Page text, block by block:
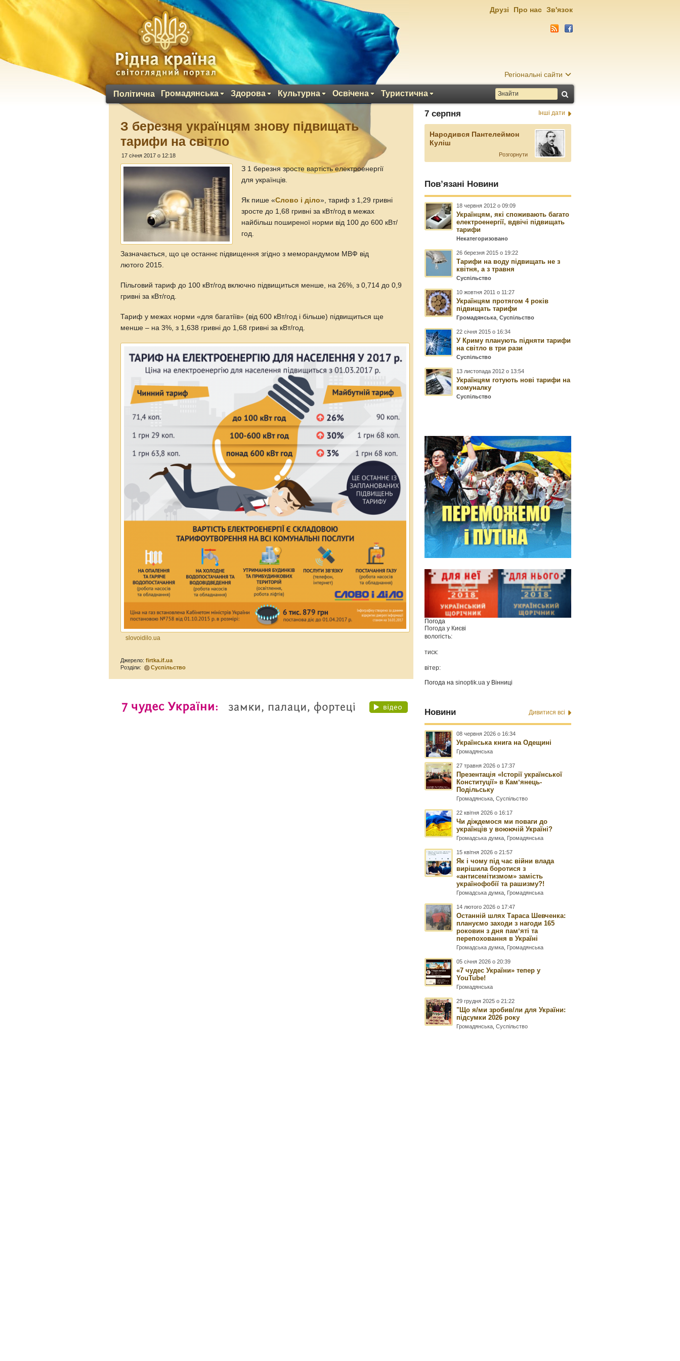
Регіональні сайти
Політична Громадянська Здорова Культурна Освічена Туристична
Друзі Про нас Зв'язок
З березня українцям знову підвищать
тарифи на світло
17 січня 2017 о 12:18
З 1 березня зросте вартість електроенергії
для українців.
Як пише «Слово і діло», тариф з 1,29 гривні
зросте до 1,68 гривні за кВт/год в межах
найбільш поширеної норми від 100 до 600 кВт/
год.
Зазначається, що це останнє підвищення згідно з меморандумом МВФ від
лютого 2015.
Пільговий тариф до 100 кВт/год включно підвищиться менше, на 26%, з 0,714 до 0,9
гривні за кВт/год.
Тариф у межах норми «для багатіїв» (від 600 кВт/год і більше) підвищиться ще
менше – на 3%, з 1,638 гривні до 1,68 гривні за кВт/год.
slovoidilo.ua
Джерело:firtka.if.ua
Розділи:
Суспільство
7 серпня Інші дати
Народився Пантелеймон
Куліш
Розгорнути
Пов’язані Новини
18 червня 2012 о 09:09
Українцям, які споживають багато
електроенергії, вдвічі підвищать
тарифи
Некатегоризовано
26 березня 2015 о 19:22
Тарифи на воду підвищать не з
квітня, а з травня
Суспільство
10 жовтня 2011 о 11:27
Українцям протягом 4 років
підвищать тарифи
Громадянська ,Суспільство
22 січня 2015 о 16:34
У Криму планують підняти тарифи
на світло в три рази
Суспільство
13 листопада 2012 о 13:54
Українцям готують нові тарифи на
комуналку
Суспільство
Погода
Погода у Києві
вологість:
тиск:
вітер:
Погода наsinoptik.ua у Вінниці
Новини Дивитися всі
08 червня 2026 о 16:34
Українська книга на Одещині
Громадянська
27 травня 2026 о 17:37
Презентація «Історії української
Конституції» в Камʼянець-
Подільську
Громадянська ,Суспільство
22 квітня 2026 о 16:17
Чи діждемося ми поваги до
українців у воюючій Україні?
Громадська думка Громадянська
15 квітня 2026 о 21:57
Як і чому під час війни влада
вирішила боротися з
«антисемітизмом» замість
українофобії та рашизму?!
Громадська думка Громадянська
14 лютого 2026 о 17:47
Останній шлях Тараса Шевченка:
плануємо заходи з нагоди 165
роковин з дня памʼяті та
перепоховання в Україні
Громадська думка Громадянська
05 січня 2026 о 20:39
«7 чудес України» тепер у
YouTube!
Громадянська
29 грудня 2025 о 21:22
"Що я/ми зробив/ли для України:
підсумки 2026 року
Громадянська ,Суспільство